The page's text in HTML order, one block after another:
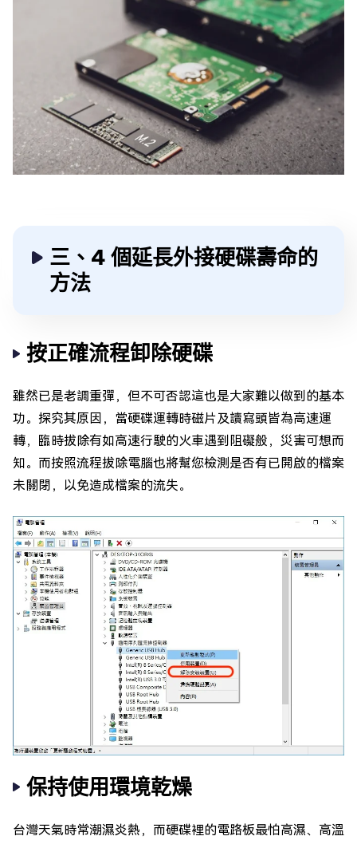
三、4 個延長外接硬碟壽命的
方法
按正確流程卸除硬碟
雖然已是老調重彈，但不可否認這也是大家難以做到的基本
功。探究其原因，當硬碟運轉時磁片及讀寫頭皆為高速運
轉，臨時拔除有如高速行駛的火車遇到阻礙般，災害可想而
知。而按照流程拔除電腦也將幫您檢測是否有已開啟的檔案
未關閉，以免造成檔案的流失。
保持使用環境乾燥
台灣天氣時常潮濕炎熱，而硬碟裡的電路板最怕高濕、高溫